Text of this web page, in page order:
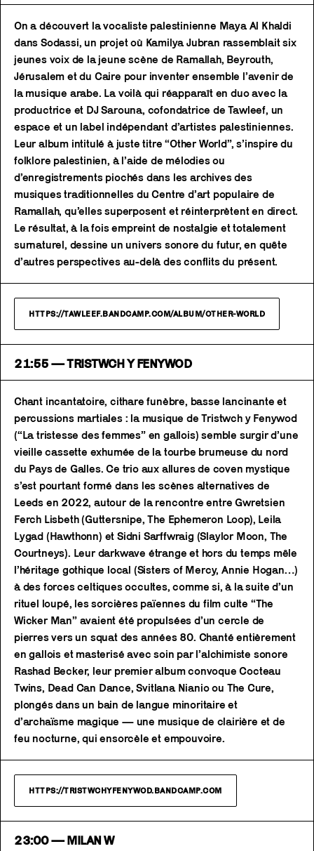
On a découvert la vocaliste palestinienne Maya Al Khaldi
dans Sodassi, un projet où Kamilya Jubran rassemblait six
jeunes voix de la jeune scène de Ramallah, Beyrouth,
Jérusalem et du Caire pour inventer ensemble l’avenir de
la musique arabe. La voilà qui réapparaît en duo avec la
productrice et DJ Sarouna, cofondatrice de Tawleef, un
espace et un label indépendant d’artistes palestiniennes.
Leur album intitulé à juste titre “Other World”, s’inspire du
folklore palestinien, à l’aide de mélodies ou
d’enregistrements piochés dans les archives des
musiques traditionnelles du Centre d’art populaire de
Ramallah, qu’elles superposent et réinterprètent en direct.
Le résultat, à la fois empreint de nostalgie et totalement
surnaturel, dessine un univers sonore du futur, en quête
d’autres perspectives au-delà des conflits du présent.
HTTPS://TAWLEEF.BANDCAMP.COM/ALBUM/OTHER-WORLD
21:55 — TRISTWCH Y FENYWOD
Chant incantatoire, cithare funèbre, basse lancinante et
percussions martiales : la musique de Tristwch y Fenywod
(“La tristesse des femmes” en gallois) semble surgir d’une
vieille cassette exhumée de la tourbe brumeuse du nord
du Pays de Galles. Ce trio aux allures de coven mystique
s’est pourtant formé dans les scènes alternatives de
Leeds en 2022, autour de la rencontre entre Gwretsien
Ferch Lisbeth (Guttersnipe, The Ephemeron Loop), Leila
Lygad (Hawthonn) et Sidni Sarffwraig (Slaylor Moon, The
Courtneys). Leur darkwave étrange et hors du temps mêle
l’héritage gothique local (Sisters of Mercy, Annie Hogan…)
à des forces celtiques occultes, comme si, à la suite d’un
rituel loupé, les sorcières païennes du film culte “The
Wicker Man” avaient été propulsées d’un cercle de
pierres vers un squat des années 80. Chanté entièrement
en gallois et masterisé avec soin par l’alchimiste sonore
Rashad Becker, leur premier album convoque Cocteau
Twins, Dead Can Dance, Svitlana Nianio ou The Cure,
plongés dans un bain de langue minoritaire et
d’archaïsme magique — une musique de clairière et de
feu nocturne, qui ensorcèle et empouvoire.
HTTPS://TRISTWCHYFENYWOD.BANDCAMP.COM
23:00 — MILAN W